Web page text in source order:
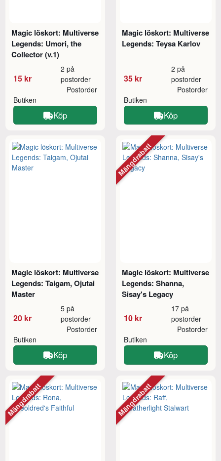
Magic löskort: Multiverse
Legends: Umori, the
Collector (v.1)
15 kr
2 på
postorder
Butiken
Postorder
Köp
Magic löskort: Multiverse
Legends: Teysa Karlov
35 kr
2 på
postorder
Butiken
Postorder
Köp
Magic löskort: Multiverse
Legends: Taigam, Ojutai
Master
20 kr
5 på
postorder
Butiken
Postorder
Köp
Magic löskort: Multiverse
Legends: Shanna,
Sisay's Legacy
10 kr
17 på
postorder
Butiken
Postorder
Köp
Mängdrabatt
Mängdrabatt Mängdrabatt